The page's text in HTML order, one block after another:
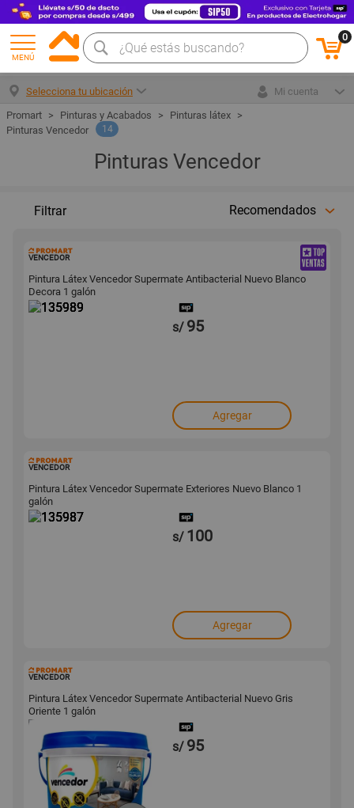
MENÚ
0
Selecciona tu ubicación
Mi cuenta
Pinturas y Acabados
Pinturas látex
Pinturas Vencedor
14
Pinturas Vencedor
Filtrar Recomendados
VENCEDOR
Pintura Látex Vencedor Supermate Antibacterial Nuevo Blanco
Decora 1 galón
s/ 95
Agregar
VENCEDOR
Pintura Látex Vencedor Supermate Exteriores Nuevo Blanco 1
galón
s/ 100
Agregar
VENCEDOR
Pintura Látex Vencedor Supermate Antibacterial Nuevo Gris
Oriente 1 galón
s/ 95